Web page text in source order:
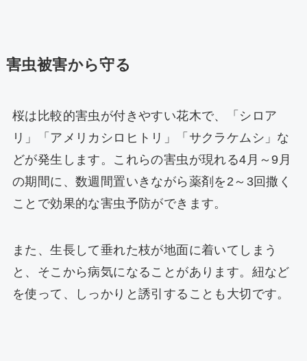
害虫被害から守る
桜は比較的害虫が付きやすい花木で、「シロア
リ」「アメリカシロヒトリ」「サクラケムシ」な
どが発生します。これらの害虫が現れる4月～9月
の期間に、数週間置いきながら薬剤を2～3回撒く
ことで効果的な害虫予防ができます。
また、生長して垂れた枝が地面に着いてしまう
と、そこから病気になることがあります。紐など
を使って、しっかりと誘引することも大切です。